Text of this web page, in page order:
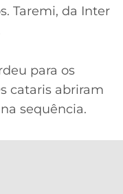
Taremi, da Inter
para os
cataris abriram
sequência.